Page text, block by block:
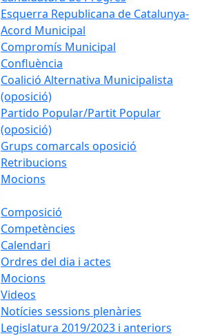
Esquerra Republicana de Catalunya-
Acord Municipal
Compromís Municipal
Confluència
Coalició Alternativa Municipalista
(oposició)
Partido Popular/Partit Popular
(oposició)
Grups comarcals oposició
Retribucions
Mocions
Composició
Competències
Calendari
Ordres del dia i actes
Mocions
Videos
Notícies sessions plenàries
Legislatura 2019/2023 i anteriors